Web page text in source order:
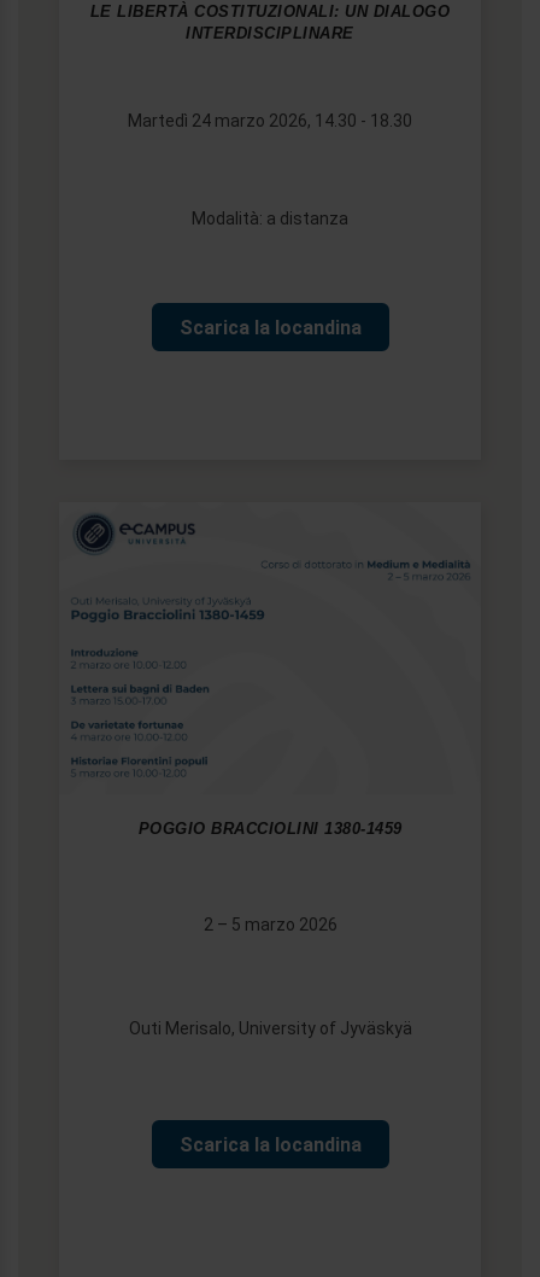
LE LIBERTÀ COSTITUZIONALI: UN DIALOGO
INTERDISCIPLINARE
Martedì 24 marzo 2026, 14.30 - 18.30
Modalità: a distanza
Scarica la locandina
POGGIO BRACCIOLINI 1380-1459
2 – 5 marzo 2026
Outi Merisalo, University of Jyväskyä
Scarica la locandina